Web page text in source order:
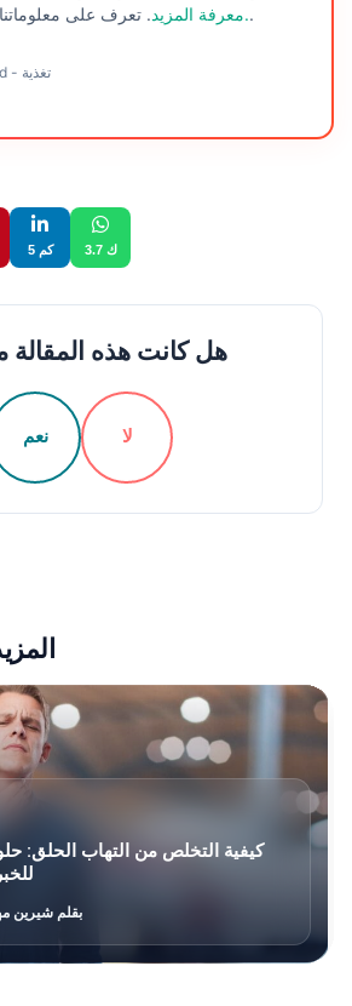
معرفة المزيد. تعرف على معلوماتنا عملية التحرير..
- تغذية
5 كم 3.7 ك
هل كانت هذه المقالة
نعم لا
كيفية التخلص من التهاب الحلق:
بقلم شيرين